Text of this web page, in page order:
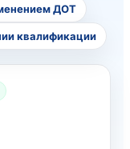
ДОТ
квалификации